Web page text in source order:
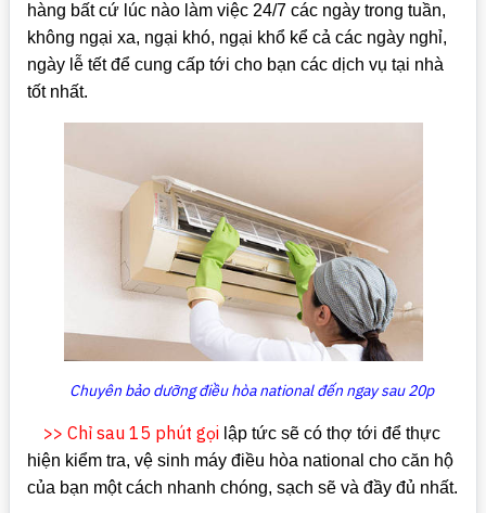
hàng bất cứ lúc nào làm việc 24/7 các ngày trong tuần,
không ngại xa, ngại khó, ngại khổ kể cả các ngày nghỉ,
ngày lễ tết để cung cấp tới cho bạn các dịch vụ tại nhà
tốt nhất.
Chuyên bảo dưỡng điều hòa national đến ngay sau 20p
>> Chỉ sau 15 phút gọi lập tức sẽ có thợ tới để thực
hiện kiểm tra, vệ sinh máy điều hòa national cho căn hộ
của bạn một cách nhanh chóng, sạch sẽ và đầy đủ nhất.